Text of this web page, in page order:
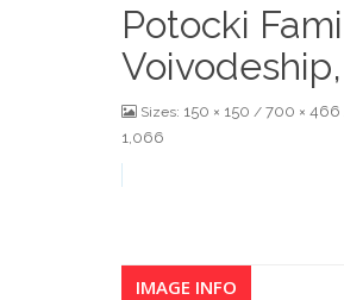
Potocki
Sizes: 150 × 150 / 700 × 466
1,066
IMAGE INFO